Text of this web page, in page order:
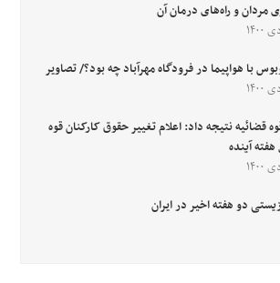
مردان و راه‌های درمان آن‌
با هواپیما در فرودگاه مهرآباد چه بود؟/ تصاویر
قضائیه نتیجه داد: اعلام تغییر حقوق کارکنان قوه
آینده
دو هفته اخیر در ایران